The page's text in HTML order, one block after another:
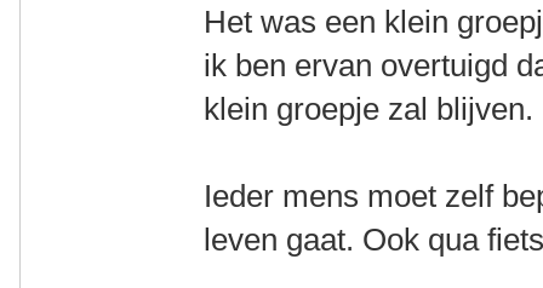
Het was een klein
ik ben ervan overtuigd
klein groepje zal blijven.
Ieder mens moet zelf
leven gaat. Ook qua